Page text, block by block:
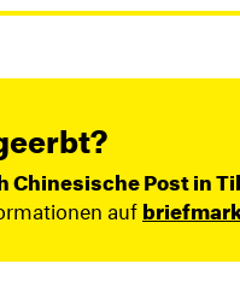
Chinesische Post in
auf